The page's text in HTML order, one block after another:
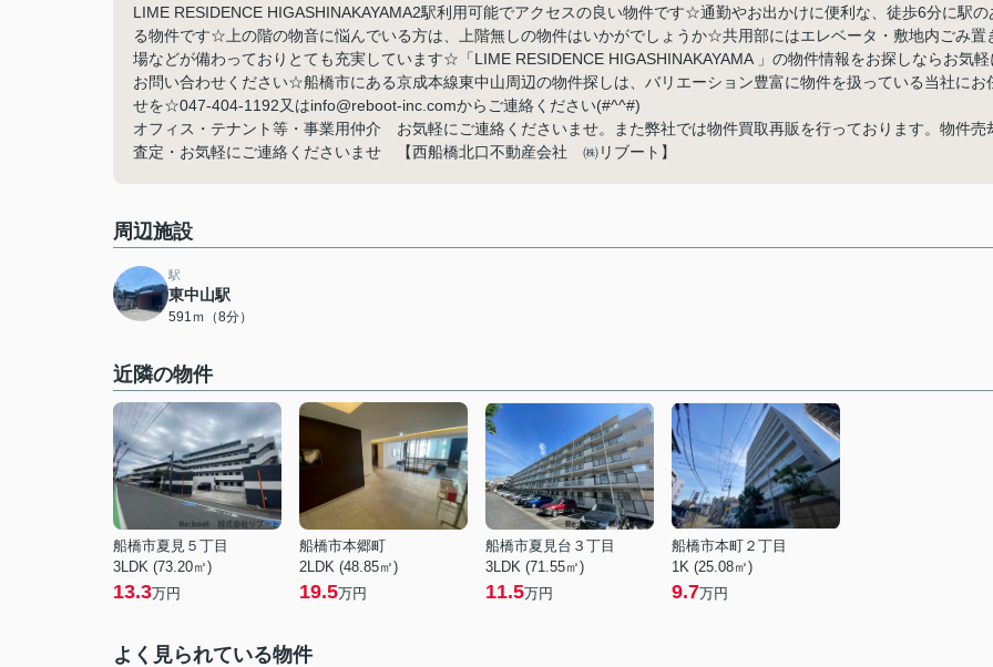
LIME RESIDENCE HIGASHINAKAYAMA2駅利用可能でアクセスの良い物件です☆通勤やお出かけに便利な、徒歩6分に駅の
る物件です☆上の階の物音に悩んでいる方は、上階無しの物件はいかがでしょうか☆共用部にはエレベータ・敷地内ごみ置
場などが備わっておりとても充実しています☆「LIME RESIDENCE HIGASHINAKAYAMA 」の物件情報をお探しならお気軽
お問い合わせください☆船橋市にある京成本線東中山周辺の物件探しは、バリエーション豊富に物件を扱っている当社にお
せを☆047-404-1192又はinfo@reboot-inc.comからご連絡ください(#^^#)
オフィス・テナント等・事業用仲介 お気軽にご連絡くださいませ。また弊社では物件買取再販を行っております。物件売
査定・お気軽にご連絡くださいませ 【西船橋北口不動産会社 ㈱リブート】
周辺施設
駅
東中山駅
591ｍ（8分）
近隣の物件
船橋市夏見５丁目
3LDK (73.20㎡)
13.3万円
船橋市本郷町
2LDK (48.85㎡)
19.5万円
船橋市夏見台３丁目
3LDK (71.55㎡)
11.5万円
船橋市本町２丁目
1K (25.08㎡)
9.7万円
よく見られている物件